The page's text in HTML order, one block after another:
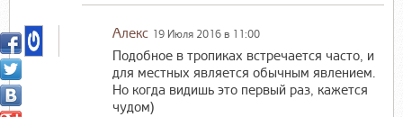
Алекс 19 Июля 2016 в 11:00
Подобное в тропиках встречается часто, и
для местных является обычным явлением.
Но когда видишь это первый раз, кажется
чудом)